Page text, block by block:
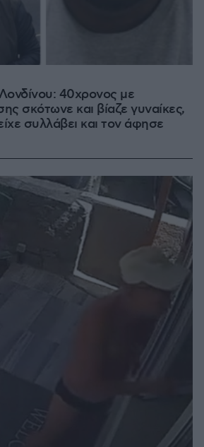
40χρονος με
σκότωνε και βίαζε γυναίκες,
συλλάβει και τον άφησε